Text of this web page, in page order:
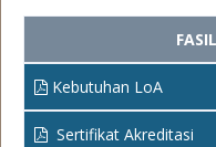
Kebutuhan LoA
Sertifikat Akreditasi